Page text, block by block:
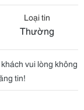
Loại tin
Thường
vui lòng không
tin!